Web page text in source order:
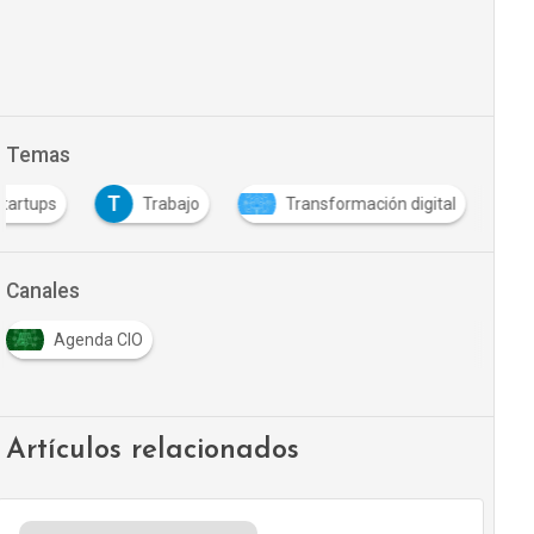
Temas
T Trabajo Transformación digital
Canales
Agenda CIO
Artículos relacionados